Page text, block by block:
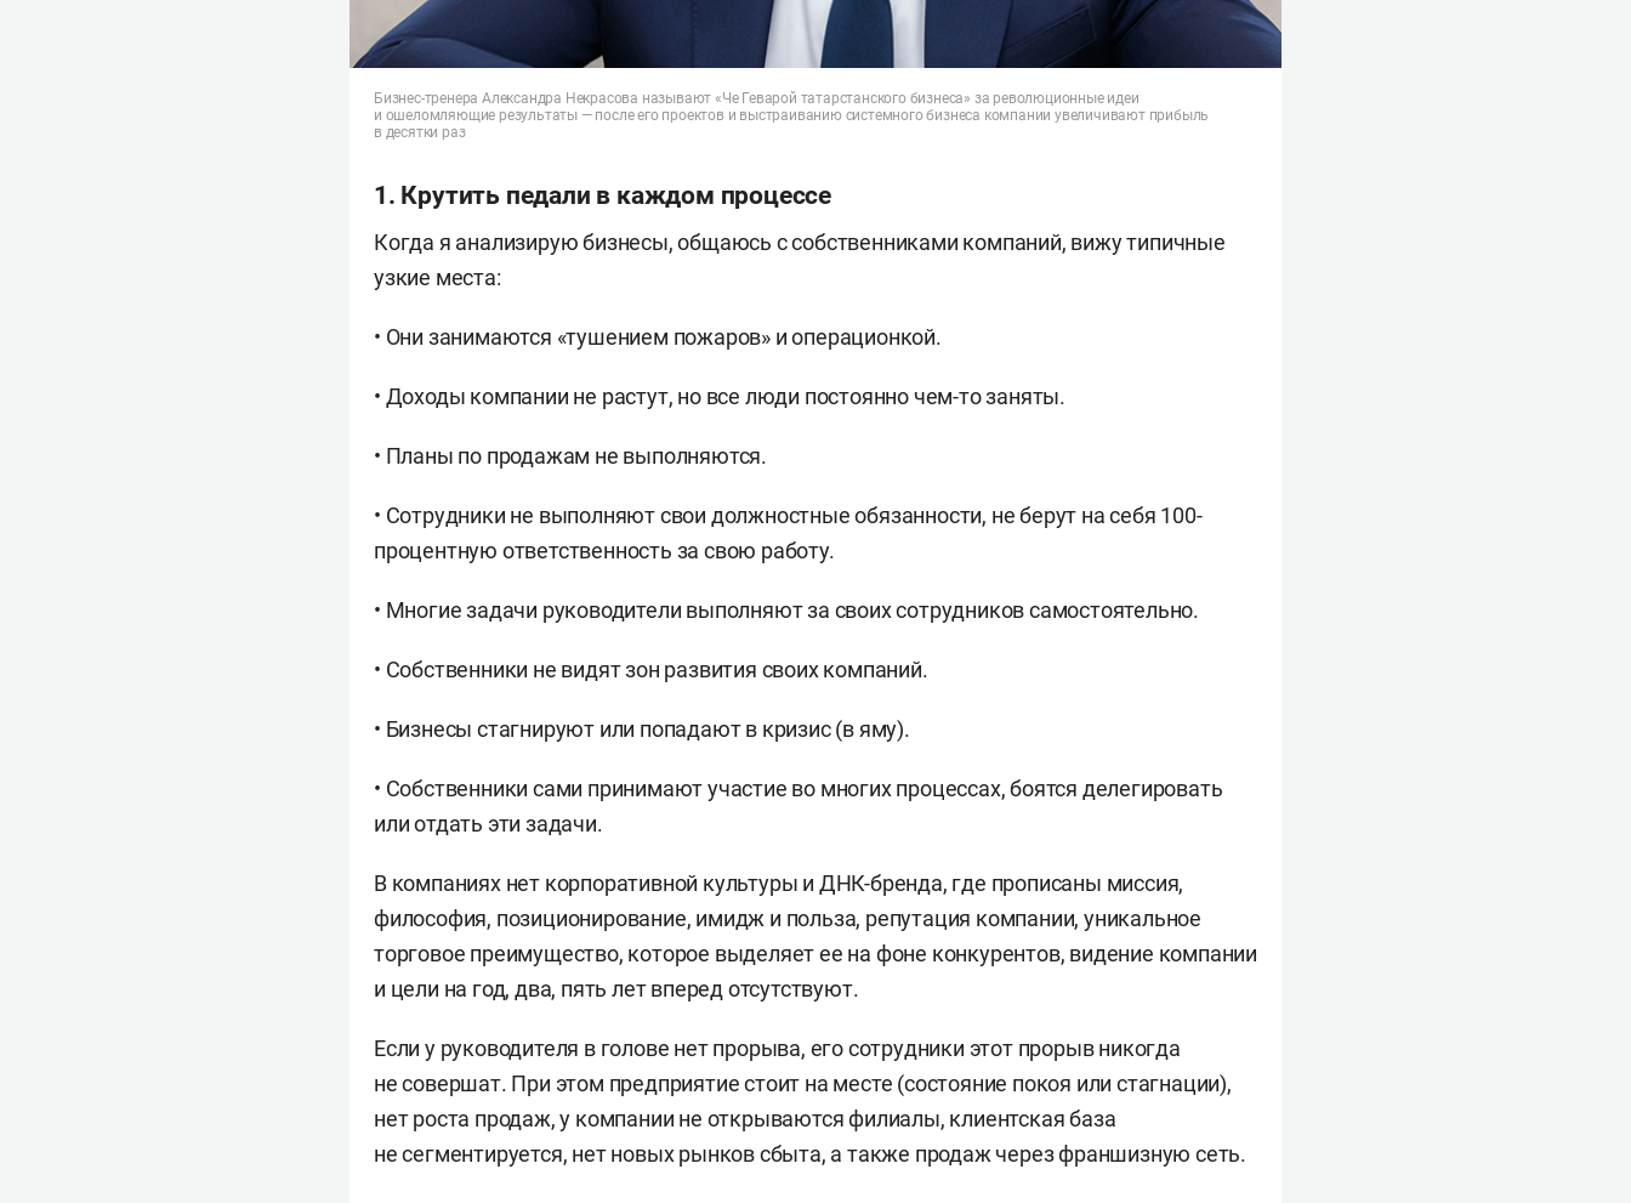
недвижимости «Зилант» (в 2,5 раза), а также крупные корпорации и холдинги
Татарстана.
Бизнес-тренера Александра Некрасова называют «Че Геварой татарстанского бизнеса» за революционные идеи
и ошеломляющие результаты — после его проектов и выстраиванию системного бизнеса компании увеличивают прибыль
в десятки раз
1. Крутить педали в каждом процессе
Когда я анализирую бизнесы, общаюсь с собственниками компаний, вижу типичные
узкие места:
• Они занимаются «тушением пожаров» и операционкой.
• Доходы компании не растут, но все люди постоянно чем-то заняты.
• Планы по продажам не выполняются.
• Сотрудники не выполняют свои должностные обязанности, не берут на себя 100-
процентную ответственность за свою работу.
• Многие задачи руководители выполняют за своих сотрудников самостоятельно.
• Собственники не видят зон развития своих компаний.
• Бизнесы стагнируют или попадают в кризис (в яму).
• Собственники сами принимают участие во многих процессах, боятся делегировать
или отдать эти задачи.
В компаниях нет корпоративной культуры и ДНК-бренда, где прописаны миссия,
философия, позиционирование, имидж и польза, репутация компании, уникальное
торговое преимущество, которое выделяет ее на фоне конкурентов, видение компании
и цели на год, два, пять лет вперед отсутствуют.
Если у руководителя в голове нет прорыва, его сотрудники этот прорыв никогда
не совершат. При этом предприятие стоит на месте (состояние покоя или стагнации),
нет роста продаж, у компании не открываются филиалы, клиентская база
не сегментируется, нет новых рынков сбыта, а также продаж через франшизную сеть.